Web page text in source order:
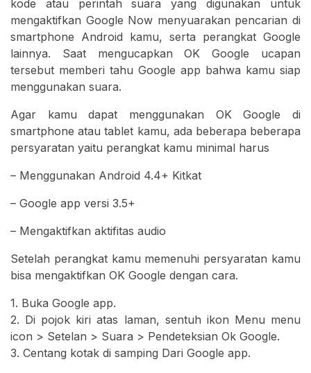
kode atau perintah suara yang digunakan untuk
mengaktifkan Google Now menyuarakan pencarian di
smartphone Android kamu, serta perangkat Google
lainnya. Saat mengucapkan OK Google ucapan
tersebut memberi tahu Google app bahwa kamu siap
menggunakan suara.
Agar kamu dapat menggunakan OK Google di
smartphone atau tablet kamu, ada beberapa beberapa
persyaratan yaitu perangkat kamu minimal harus
– Menggunakan Android 4.4+ Kitkat
– Google app versi 3.5+
– Mengaktifkan aktifitas audio
Setelah perangkat kamu memenuhi persyaratan kamu
bisa mengaktifkan OK Google dengan cara.
1. Buka Google app.
2. Di pojok kiri atas laman, sentuh ikon Menu menu
icon > Setelan > Suara > Pendeteksian Ok Google.
3. Centang kotak di samping Dari Google app.